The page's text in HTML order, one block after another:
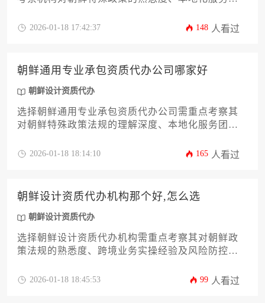
合同保障条款及客户评价体系进行综合判断，尤其
2026-01-18 17:42:37 148 人看过
朝鲜通用专业承包资质代办公司哪家好
朝鲜设计资质代办
选择朝鲜通用专业承包资质代办公司需重点考察其
对朝鲜特殊政策法规的理解深度、本地化服务团队
具备跨境业务协调能力和风险防控体系
2026-01-18 18:14:10 165 人看过
朝鲜设计资质代办机构那个好,怎么选
朝鲜设计资质代办
选择朝鲜设计资质代办机构需重点考察其对朝鲜政
策法规的熟悉度、跨境业务实操经验及风险防控能
络与成功案例背书，通过多维度比对才能筛选出真
2026-01-18 18:45:53 99 人看过